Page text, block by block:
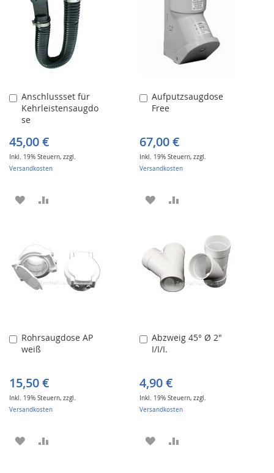
Anschlussset für
Kehrleistensaugdo
se
45,00 €
Inkl. 19% Steuern, zzgl.
Versandkosten
In
den
Warenkorb
ZUR
Aufputzsaugdose
Free
67,00 €
Inkl. 19% Steuern,zzgl.
Versandkosten
In
den
ZUR
HINZUFÜGEN
HINZUFÜGEN
Rohrsaugdose AP
weiß
15,50 €
Inkl. 19% Steuern, zzgl.
Versandkosten
In
den
ZUR
Abzweig 45° Ø 2"
I/I/I.
4,90 €
Inkl. 19% Steuern,zzgl.
Versandkosten
In
den
ZUR